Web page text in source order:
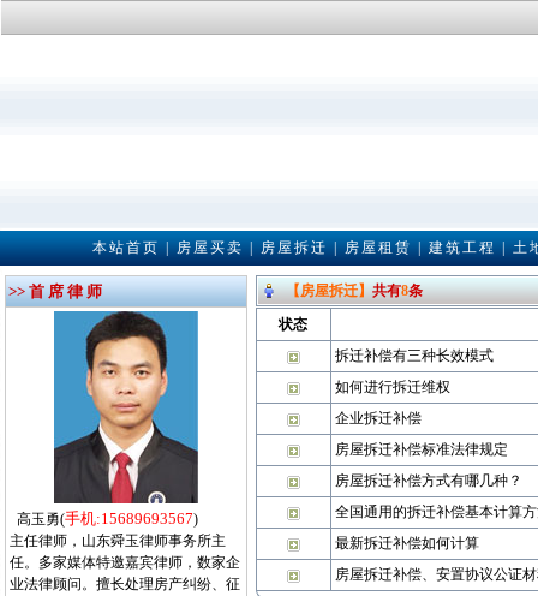
本站首页|房屋买卖|房屋拆迁|房屋租赁|建筑工程|土
>> 首 席 律 师
高玉勇(手机:15689693567)
主任律师，山东舜玉律师事务所主
任。多家媒体特邀嘉宾律师，数家企
业法律顾问。擅长处理房产纠纷、征
【房屋拆迁】共有8条
状态
拆迁补偿有三种长效模式
如何进行拆迁维权
企业拆迁补偿
房屋拆迁补偿标准法律规定
房屋拆迁补偿方式有哪几种？
全国通用的拆迁补偿基本计算
最新拆迁补偿如何计算
房屋拆迁补偿、安置协议公证